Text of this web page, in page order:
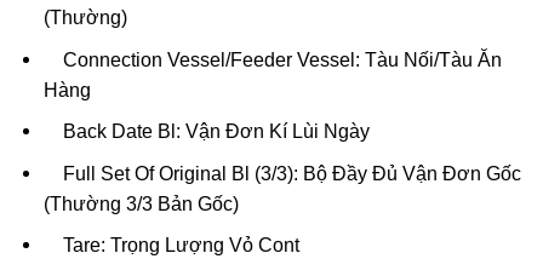
(Thường)
Connection Vessel/Feeder Vessel: Tàu Nối/Tàu Ăn
Hàng
Back Date Bl: Vận Đơn Kí Lùi Ngày
Full Set Of Original Bl (3/3): Bộ Đầy Đủ Vận Đơn Gốc
(Thường 3/3 Bản Gốc)
Tare: Trọng Lượng Vỏ Cont